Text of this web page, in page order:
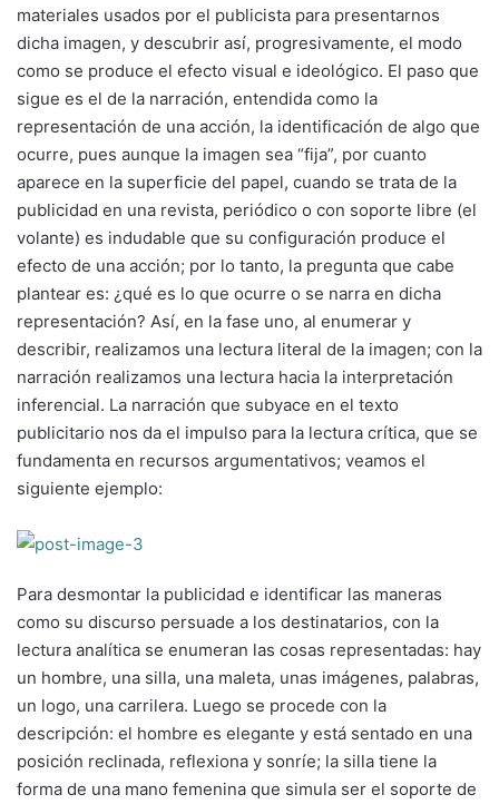
materiales usados por el publicista para presentarnos
dicha imagen, y descubrir así, progresivamente, el modo
como se produce el efecto visual e ideológico. El paso que
sigue es el de la narración, entendida como la
representación de una acción, la identificación de algo que
ocurre, pues aunque la imagen sea “fija”, por cuanto
aparece en la superficie del papel, cuando se trata de la
publicidad en una revista, periódico o con soporte libre (el
volante) es indudable que su configuración produce el
efecto de una acción; por lo tanto, la pregunta que cabe
plantear es: ¿qué es lo que ocurre o se narra en dicha
representación? Así, en la fase uno, al enumerar y
describir, realizamos una lectura literal de la imagen; con la
narración realizamos una lectura hacia la interpretación
inferencial. La narración que subyace en el texto
publicitario nos da el impulso para la lectura crítica, que se
fundamenta en recursos argumentativos; veamos el
siguiente ejemplo:
Para desmontar la publicidad e identificar las maneras
como su discurso persuade a los destinatarios, con la
lectura analítica se enumeran las cosas representadas: hay
un hombre, una silla, una maleta, unas imágenes, palabras,
un logo, una carrilera. Luego se procede con la
descripción: el hombre es elegante y está sentado en una
posición reclinada, reflexiona y sonríe; la silla tiene la
forma de una mano femenina que simula ser el soporte de